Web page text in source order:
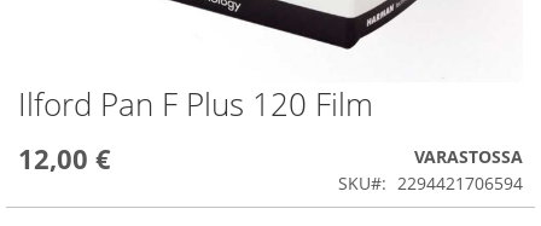
Ilford Pan F Plus 120 Film
12,00 €
VARASTOSSA
SKU
2294421706594
Skip
to
beginning
the